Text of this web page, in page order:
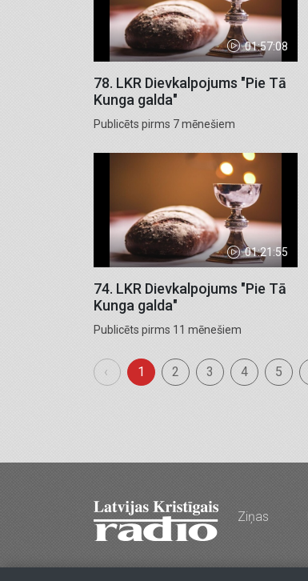
01:57:08
78. LKR Dievkalpojums "Pie Tā
Kunga galda"
Publicēts pirms 7 mēnešiem
01:21:55
74. LKR Dievkalpojums "Pie Tā
Kunga galda"
Publicēts pirms 11 mēnešiem
‹ 1 2 3 4 5
Ziņas